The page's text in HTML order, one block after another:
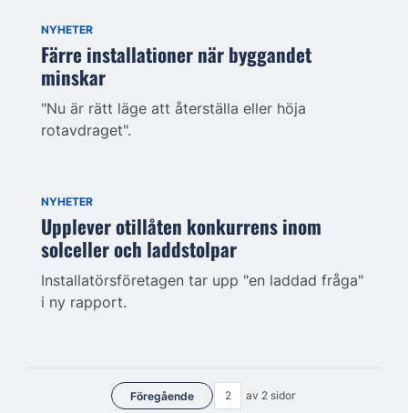
NYHETER
Färre installationer när byggandet
minskar
"Nu är rätt läge att återställa eller höja
rotavdraget".
NYHETER
Upplever otillåten konkurrens inom
solceller och laddstolpar
Installatörsföretagen tar upp "en laddad fråga"
i ny rapport.
Föregående av 2 sidor